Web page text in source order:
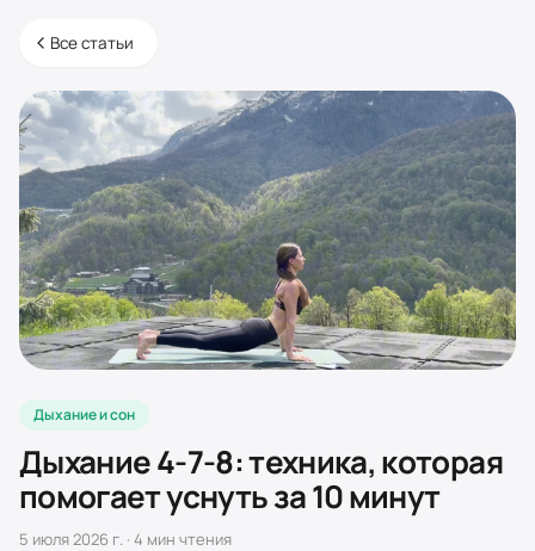
Все статьи
Дыхание и сон
Дыхание 4-7-8: техника, которая
помогает уснуть за 10 минут
5 июля 2026 г. · 4 мин чтения